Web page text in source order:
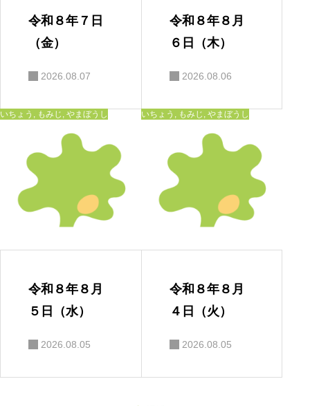
令和８年７日
（金）
2026.08.07
令和８年８月
６日（木）
2026.08.06
いちょう , もみじ , やまぼうし
令和８年８月
５日（水）
2026.08.05
いちょう , もみじ , やまぼうし
令和８年８月
４日（火）
2026.08.05